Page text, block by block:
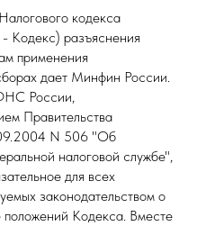
кодекса
Кодекс) разъяснения
применения
дает Минфин России.
России,
Правительства
N 506 "Об
налоговой службе",
для всех
законодательством о
положений Кодекса. Вместе